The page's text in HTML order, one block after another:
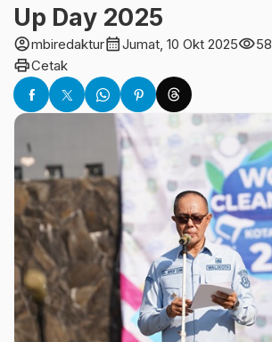
Up Day 2025
account_circlembiredakturcalendar_monthJumat, 10 Okt 2025visibility58
printCetak